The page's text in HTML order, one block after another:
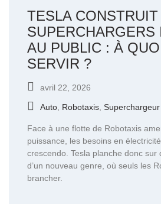
TESLA
SUPERCHARGERS
AU PUBLIC : À
SERVIR ?
avril 22, 2026
Auto Robotaxis
Face à une flotte de Robotaxis
puissance, les besoins en
crescendo. Tesla planche donc sur
d’un nouveau genre, où seuls les
brancher.